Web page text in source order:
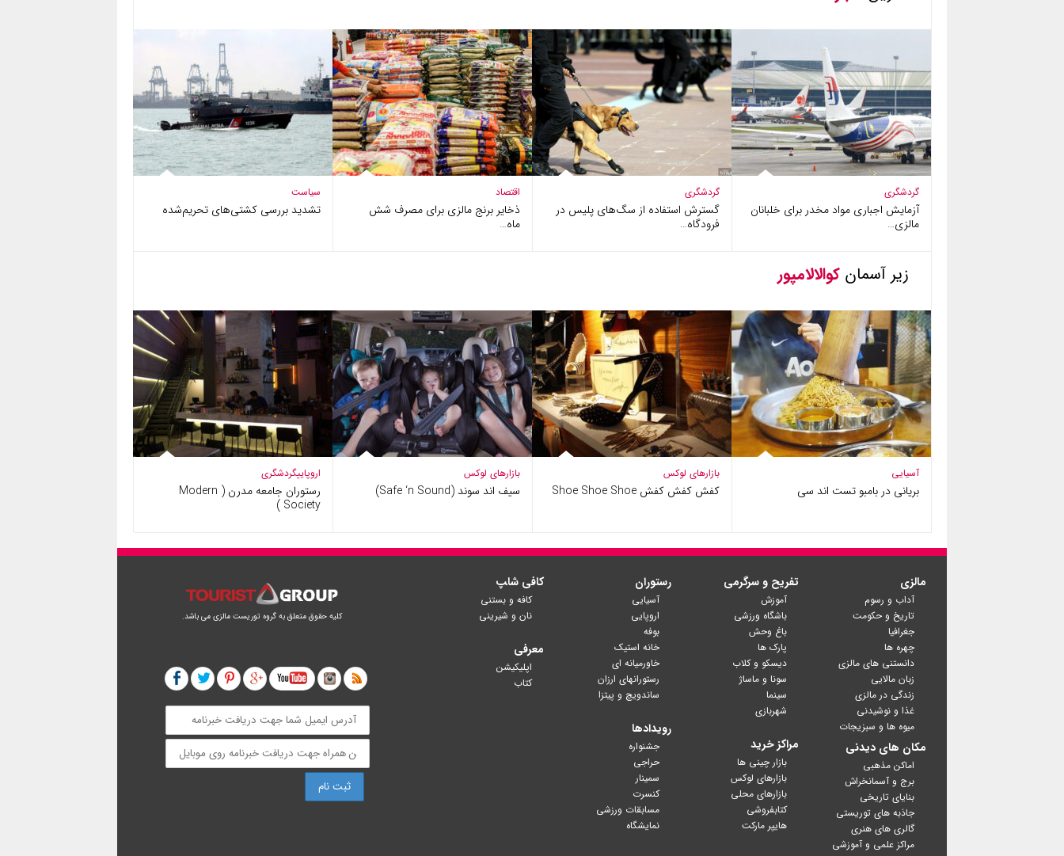
گردشگری
آزمایش اجباری مواد مخدر برای خلبانان
مالزی…
گردشگری
گسترش استفاده از سگ‌های پلیس در
فرودگاه…
اقتصاد
ذخایر برنج مالزی برای مصرف شش
ماه…
سیاست
تشدید بررسی کشتی‌های تحریم‌شده
زیر آسمان کوالالامپور
آسیایی
بریانی در بامبو تست اند سی
بازارهای لوکس
کفش کفش کفش Shoe Shoe Shoe
بازارهای لوکس
سیف اند سوند (Safe ‘n Sound)
اروپاییگردشگری
رستوران جامعه مدرن ( Modern
Society )
مالزی
آداب و رسوم
تاریخ و حکومت
جغرافیا
چهره ها
دانستنی های مالزی
زبان مالایی
زندگی در مالزی
غذا و نوشیدنی
میوه ها و سبزیجات
مکان های دیدنی
اماکن مذهبی
برج و آسمانخراش
بنایای تاریخی
جاذبه های توریستی
گالری های هنری
مراکز علمی و آموزشی
تفریح و سرگرمی
آموزش
باشگاه ورزشی
باغ وحش
پارک ها
دیسکو و کلاب
سونا و ماساژ
سینما
شهربازی
مراکز خرید
بازار چینی ها
بازارهای لوکس
بازارهای محلی
کتابفروشی
رستوران
آسیایی
اروپایی
بوفه
خانه استیک
خاورمیانه ای
رستورانهای ارزان
ساندویچ و پیتزا
رویدادها
جشنواره
حراجی
سمینار
کنسرت
مسابقات ورزشی
نمایشگاه
کافی شا‍پ
کافه و بستنی
نان و شیرینی
معرفی
اپلیکیشن
کتاب
کلیه حقوق متعلق به گروه توریست مالزی می باشد.